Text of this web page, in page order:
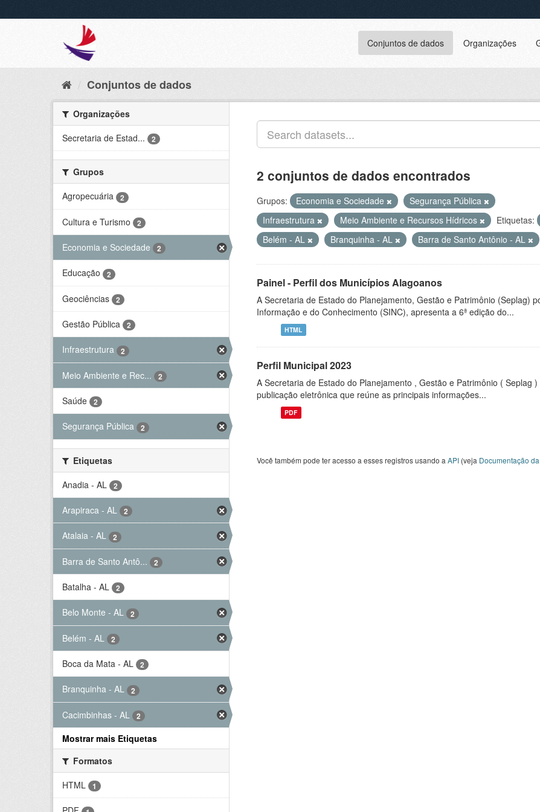
Conjuntos de dados Organizações
Conjuntos de dados
Organizações
Secretaria de Estad...
2
Grupos
Agropecuária
2
Cultura e Turismo 2
Economia e Sociedade 2
Educação 2
Geociências 2
Gestão Pública 2
Infraestrutura 2
Meio Ambiente e Rec... 2
Saúde 2
Segurança Pública 2
Etiquetas
Anadia - AL
2
Arapiraca - AL 2
Atalaia - AL 2
Barra de Santo Antô... 2
Batalha - AL 2
Belo Monte - AL 2
Belém - AL 2
Boca da Mata - AL 2
Branquinha - AL 2
Cacimbinhas - AL 2
Mostrar mais Etiquetas
Formatos
HTML
1
2 conjuntos de dados encontrados
Grupos: Economia e Sociedade
Segurança Pública
Infraestrutura
Meio Ambiente e Recursos Hídricos Etiquetas:
Belém - AL
Branquinha - AL Barra de Santo Antônio - AL
Painel - Perfil dos Municípios Alagoanos
A Secretaria de Estado do Planejamento, Gestão e Patrimônio (Seplag)
Informação e do Conhecimento (SINC), apresenta a 6ª edição do...
HTML
Perfil Municipal 2023
A Secretaria de Estado do Planejamento , Gestão e Patrimônio ( Seplag
publicação eletrônica que reúne as principais informações...
PDF
Você também pode ter acesso a esses registros usando a API (veja Documentação